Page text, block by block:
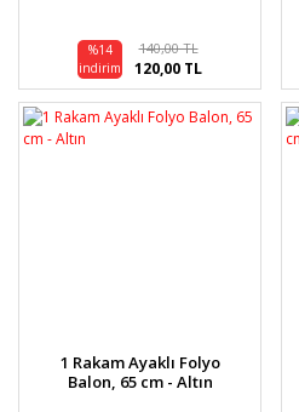
%14
indirim
140,00 TL
120,00 TL
1 Rakam Ayaklı Folyo
Balon, 65 cm - Altın